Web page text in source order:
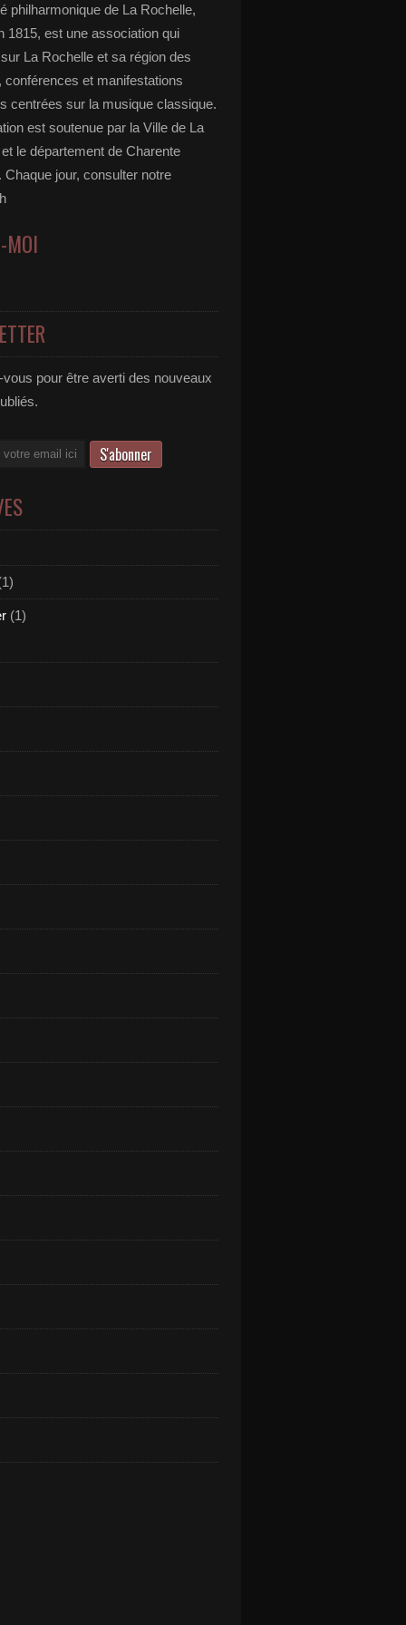
philharmonique de La Rochelle,
1815, est une association qui
La Rochelle et sa région des
conférences et manifestations
centrées sur la musique classique.
est soutenue par la Ville de La
le département de Charente
Chaque jour, consulter notre
MOI
pour être averti des nouveaux
(1)